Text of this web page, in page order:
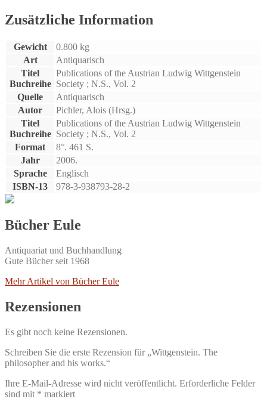
Zusätzliche Information
Gewicht
0.800 kg
Art
Antiquarisch
Titel
Buchreihe
Publications of the Austrian Ludwig Wittgenstein
Society ; N.S., Vol. 2
Quelle
Antiquarisch
Autor
Pichler, Alois (Hrsg.)
Titel
Buchreihe
Publications of the Austrian Ludwig Wittgenstein
Society ; N.S., Vol. 2
Format
8°. 461 S.
Jahr
2006.
Sprache
Englisch
ISBN-13
978-3-938793-28-2
Bücher Eule
Antiquariat und Buchhandlung
Gute Bücher seit 1968
Mehr Artikel von Bücher Eule
Rezensionen
Es gibt noch keine Rezensionen.
Schreiben Sie die erste Rezension für „Wittgenstein. The
philosopher and his works.“
Ihre E-Mail-Adresse wird nicht veröffentlicht. Erforderliche Felder
sind mit * markiert